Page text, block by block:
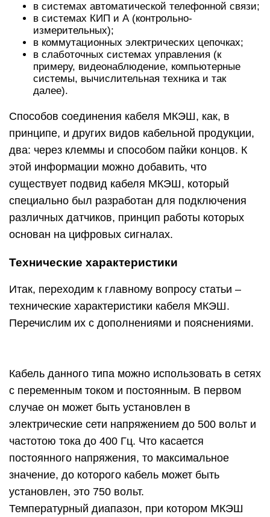
в системах автоматической телефонной связи;
в системах КИП и А (контрольно-
измерительных);
в коммутационных электрических цепочках;
в слаботочных системах управления (к
примеру, видеонаблюдение, компьютерные
системы, вычислительная техника и так
далее).
Способов соединения кабеля МКЭШ, как, в
принципе, и других видов кабельной продукции,
два: через клеммы и способом пайки концов. К
этой информации можно добавить, что
существует подвид кабеля МКЭШ, который
специально был разработан для подключения
различных датчиков, принцип работы которых
основан на цифровых сигналах.
Технические характеристики
Итак, переходим к главному вопросу статьи –
технические характеристики кабеля МКЭШ.
Перечислим их с дополнениями и пояснениями.
Кабель данного типа можно использовать в сетях
с переменным током и постоянным. В первом
случае он может быть установлен в
электрические сети напряжением до 500 вольт и
частотою тока до 400 Гц. Что касается
постоянного напряжения, то максимальное
значение, до которого кабель может быть
установлен, это 750 вольт.
Температурный диапазон, при котором МКЭШ